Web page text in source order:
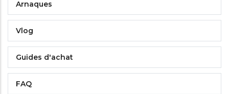
Arnaques
Vlog
Guides d'achat
FAQ